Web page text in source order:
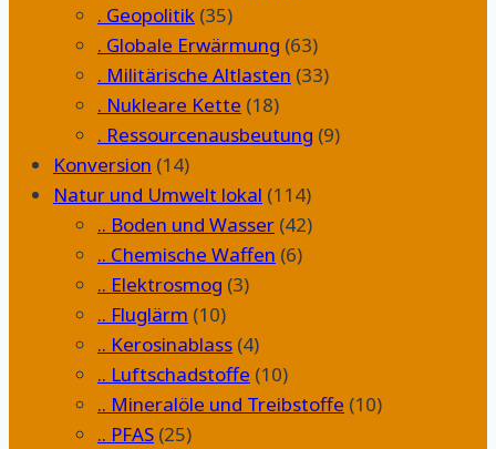
. Geopolitik (35)
. Globale Erwärmung (63)
. Militärische Altlasten (33)
. Nukleare Kette (18)
. Ressourcenausbeutung (9)
Konversion (14)
Natur und Umwelt lokal (114)
.. Boden und Wasser (42)
.. Chemische Waffen (6)
.. Elektrosmog (3)
.. Fluglärm (10)
.. Kerosinablass (4)
.. Luftschadstoffe (10)
.. Mineralöle und Treibstoffe (10)
.. PFAS (25)